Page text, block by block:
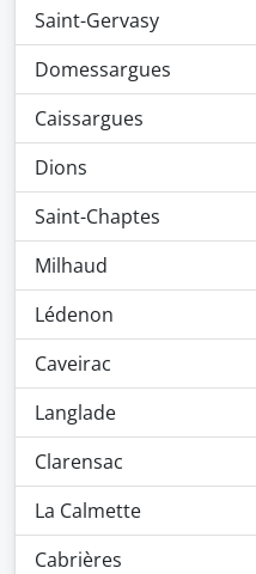
Saint-Gervasy
Domessargues
Caissargues
Dions
Saint-Chaptes
Milhaud
Lédenon
Caveirac
Langlade
Clarensac
La Calmette
Cabrières